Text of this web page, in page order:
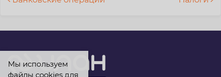
Мы используем
файлы cookies для